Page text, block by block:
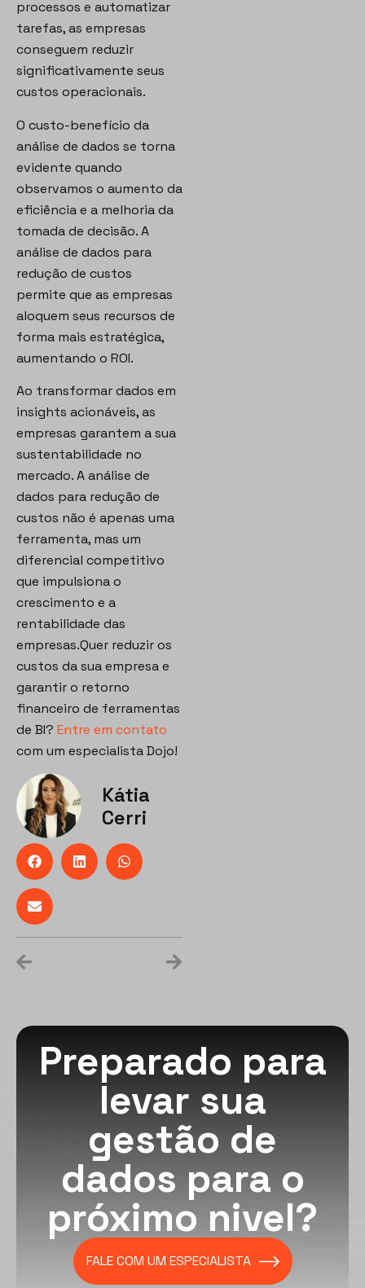
processos e automatizar
tarefas, as empresas
conseguem reduzir
significativamente seus
custos operacionais.
O custo-benefício da
análise de dados se torna
evidente quando
observamos o aumento da
eficiência e a melhoria da
tomada de decisão. A
análise de dados para
redução de custos
permite que as empresas
aloquem seus recursos de
forma mais estratégica,
aumentando o ROI.
Ao transformar dados em
insights acionáveis, as
empresas garantem a sua
sustentabilidade no
mercado. A análise de
dados para redução de
custos não é apenas uma
ferramenta, mas um
diferencial competitivo
que impulsiona o
crescimento e a
rentabilidade das
empresas.Quer reduzir os
custos da sua empresa e
garantir o retorno
financeiro de ferramentas
de BI? Entre em contato
com um especialista Dojo!
Kátia
Cerri
Preparado para
levar sua
gestão de
dados para o
próximo nivel?
FALE COM UM ESPECIALISTA